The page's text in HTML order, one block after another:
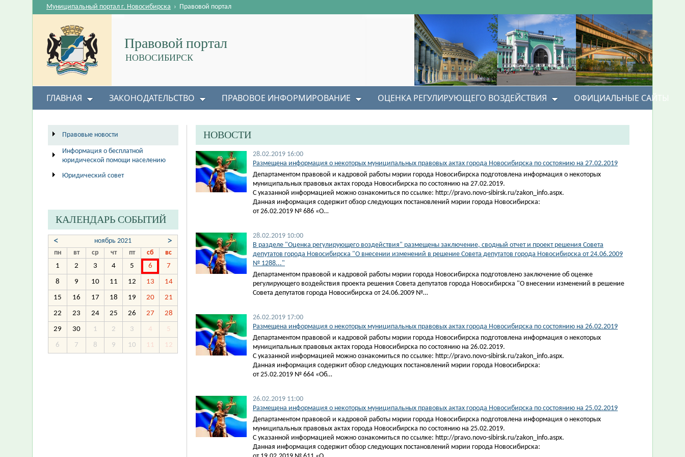
Правовой портал
НОВОСИБИРСК
Муниципальный портал г. Новосибирска › Правовой портал
ГЛАВНАЯ ЗАКОНОДАТЕЛЬСТВО ПРАВОВОЕ ИНФОРМИРОВАНИЕ ОЦЕНКА РЕГУЛИРУЮЩЕГО ВОЗДЕЙСТВИЯ ОФИЦИАЛЬНЫЕ САЙТЫ
НОВОСТИ
28.02.2019 16:00
Размещена информация о некоторых муниципальных правовых актах города Новосибирска по состоянию на 27.02.2019
Департаментом правовой и кадровой работы мэрии города Новосибирска подготовлена информация о некоторых
муниципальных правовых актах города Новосибирска по состоянию на 27.02.2019.
С указанной информацией можно ознакомиться по ссылке: http://pravo.novo-sibirsk.ru/zakon_info.aspx.
Данная информация содержит обзор следующих постановлений мэрии города Новосибирска:
от 26.02.2019 № 686 «О…
28.02.2019 10:00
В разделе "Оценка регулирующего воздействия" размещены заключение, сводный отчет и проект решения Совета
депутатов города Новосибирска "О внесении изменений в решение Совета депутатов города Новосибирска от 24.06.2009
№ 1288..."
Департаментом правовой и кадровой работы мэрии города Новосибирска подготовлено заключение об оценке
регулирующего воздействия проекта решения Совета депутатов города Новосибирска "О внесении изменений в решение
Совета депутатов города Новосибирска от 24.06.2009 №…
26.02.2019 17:00
Размещена информация о некоторых муниципальных правовых актах города Новосибирска по состоянию на 26.02.2019
Департаментом правовой и кадровой работы мэрии города Новосибирска подготовлена информация о некоторых
муниципальных правовых актах города Новосибирска по состоянию на 26.02.2019.
С указанной информацией можно ознакомиться по ссылке: http://pravo.novo-sibirsk.ru/zakon_info.aspx.
Данная информация содержит обзор следующих постановлений мэрии города Новосибирска:
от 25.02.2019 № 664 «Об…
26.02.2019 11:00
Размещена информация о некоторых муниципальных правовых актах города Новосибирска по состоянию на 25.02.2019
Департаментом правовой и кадровой работы мэрии города Новосибирска подготовлена информация о некоторых
муниципальных правовых актах города Новосибирска по состоянию на 25.02.2019.
С указанной информацией можно ознакомиться по ссылке: http://pravo.novo-sibirsk.ru/zakon_info.aspx.
Данная информация содержит обзор следующих постановлений мэрии города Новосибирска:
Правовые новости
Информация о бесплатной
юридической помощи населению
Юридический совет
КАЛЕНДАРЬ СОБЫТИЙ
< ноябрь 2021 >
пн вт ср чт пт сб
вс
1
2 3 4 5 6 7
8 9 10 11 12 13 14
15 16 17 18 19 20 21
22 23 24 25 26 27 28
29 30 1 2 3 4 5
6 7 8 9 10 11 12